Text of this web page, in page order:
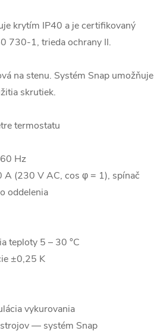
krytím IP40 a je certifikovaný
730-1, trieda ochrany II.
na stenu. Systém Snap umožňuje
skrutiek.
termostatu
Hz
A (230 V AC, cos φ = 1), spínač
oddelenia
teploty 5 – 30 °C
±0,25 K
vykurovania
— systém Snap